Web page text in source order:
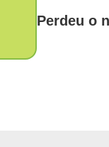
Perdeu o